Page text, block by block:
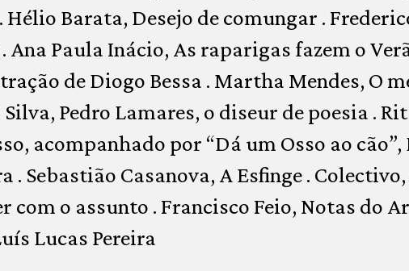
Barata, Desejo de comungar .
Ana Paula Inácio, As raparigas fazem o
de Diogo Bessa . Martha Mendes, O
Pedro Lamares, o diseur de poesia .
acompanhado por “Dá um Osso ao cão”,
. Sebastião Casanova, A Esfinge .
com o assunto . Francisco Feio, Notas do
Lucas Pereira